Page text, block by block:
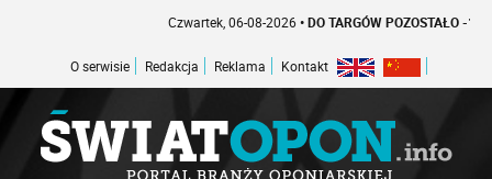
Czwartek, 06-08-2026• DO TARGÓW POZOSTAŁO -1 DNI
O serwisie Redakcja Reklama Kontakt